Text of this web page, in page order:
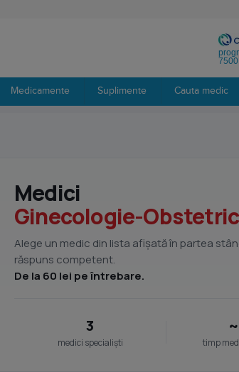
Medicamente Suplimente Cauta medic
Medici
Ginecologie-
Alege un medic din lista afișată în partea
răspuns competent.
De la 60 lei pe întrebare.
3
medici specialiști timp